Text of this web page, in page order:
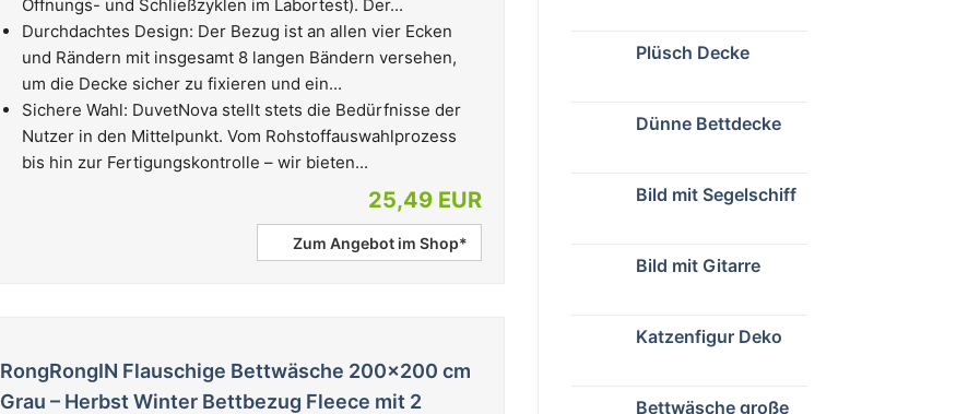
Öffnungs- und Schließzyklen im Labortest). Der...
Durchdachtes Design: Der Bezug ist an allen vier Ecken
und Rändern mit insgesamt 8 langen Bändern versehen,
um die Decke sicher zu fixieren und ein...
Sichere Wahl: DuvetNova stellt stets die Bedürfnisse der
Nutzer in den Mittelpunkt. Vom Rohstoffauswahlprozess
bis hin zur Fertigungskontrolle – wir bieten...
25,49 EUR
Zum Angebot im Shop*
RongRongIN Flauschige Bettwäsche 200x200 cm
Grau – Herbst Winter Bettbezug Fleece mit 2
Plüsch Decke
Dünne Bettdecke
Bild mit Segelschiff
Bild mit Gitarre
Katzenfigur Deko
Bettwäsche große